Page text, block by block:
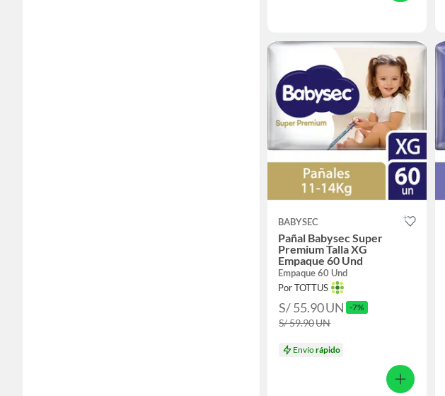
BABYSEC
Pañal Babysec Super
Premium Talla XG
Empaque 60 Und
Empaque 60 Und
Por TOTTUS
S/ 55.90UN -7%
S/ 59.90UN
Envíorápido